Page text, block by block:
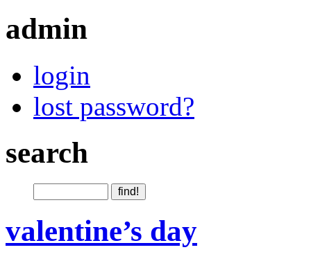
admin
login
lost password?
search
valentine’s day